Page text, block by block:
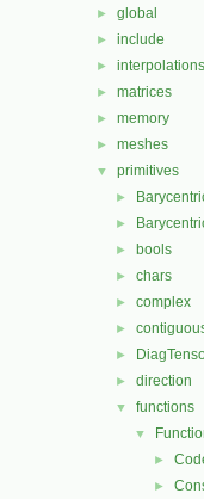
► global
► include
► interpolations
► matrices
► memory
► meshes
▼ primitives
►
►
► bools
► chars
► complex
►
►
► direction
▼ functions
▼
►
►